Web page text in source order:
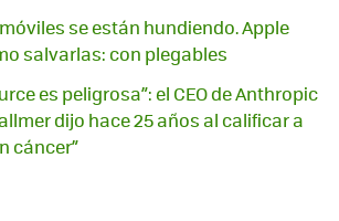
se están hundiendo. Apple
salvarlas: con plegables
es peligrosa”: el CEO de Anthropic
dijo hace 25 años al calificar a
cáncer”